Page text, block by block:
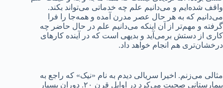
واقف شده‌ایم و می‌دانیم علم چه خدماتی می‌تواند بکند.
می‌دانیم که به هر حال عصر مدرن آمده و همه‌‌جا را فرا
گرفته و مهم‌تر از آن اینکه می‌دانیم علم در حال حاضر چه
کاری از دستش برمی‌آید و بدیهی است که در آینده کارهای
درخشان‌تری هم انجام خواهد داد.
مثالی می‌زنم. اخیرا سریالی دیدم به نام «نیک» که راجع به
بیمارستانی صحبت می‌کرد در اوایل قرن ۲۰. دوران بسیار